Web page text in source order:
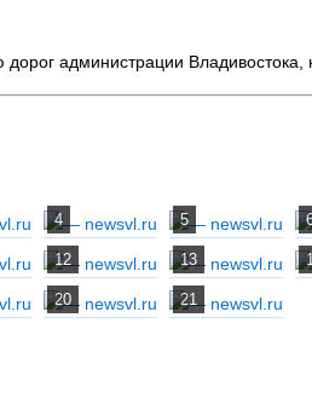
администрации